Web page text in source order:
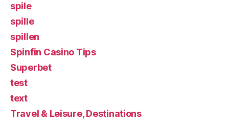
spile
spille
spillen
Spinfin Casino Tips
Superbet
test
text
Travel & Leisure, Destinations